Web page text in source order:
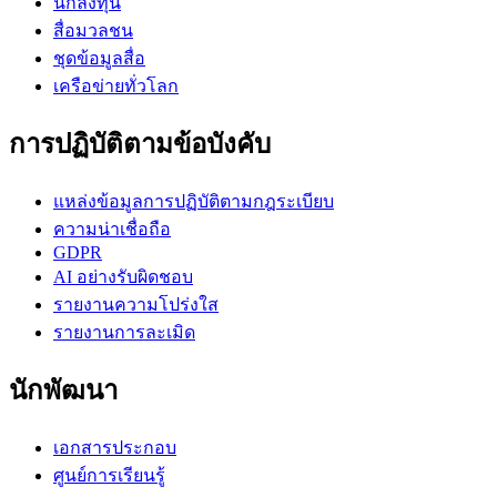
สื่อมวลชน
ชุดข้อมูลสื่อ
เครือข่ายทั่วโลก
การปฏิบัติตามข้อบังคับ
แหล่งข้อมูลการปฏิบัติตามกฎระเบียบ
ความน่าเชื่อถือ
GDPR
AI อย่างรับผิดชอบ
รายงานความโปร่งใส
รายงานการละเมิด
นักพัฒนา
เอกสารประกอบ
ศูนย์การเรียนรู้